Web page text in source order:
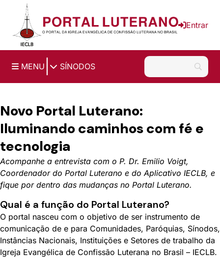
Ir para o conteúdo principal
Entrar
MENU SÍNODOS
Novo Portal Luterano:
Iluminando caminhos com fé e
tecnologia
Acompanhe a entrevista com o P. Dr. Emilio Voigt,
Coordenador do Portal Luterano e do Aplicativo IECLB, e
fique por dentro das mudanças no Portal Luterano.
Qual é a função do Portal Luterano?
O portal nasceu com o objetivo de ser instrumento de
comunicação de e para Comunidades, Paróquias, Sínodos,
Instâncias Nacionais, Instituições e Setores de trabalho da
Igreja Evangélica de Confissão Luterana no Brasil – IECLB.